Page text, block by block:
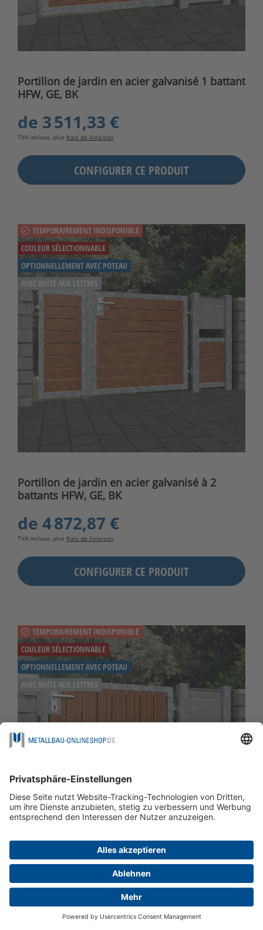
Portillon de jardin en acier galvanisé 1 battant
HFW, GE, BK
de 3 511,33 €
TVA incluse, plus frais de livraison
CONFIGURER CE PRODUIT
TEMPORAIREMENT INDISPONIBLE
COULEUR SÉLECTIONNABLE
OPTIONNELLEMENT AVEC POTEAU
AVEC BOÎTE AUX LETTRES
Portillon de jardin en acier galvanisé à 2
battants HFW, GE, BK
de 4 872,87 €
TVA incluse, plus frais de livraison
CONFIGURER CE PRODUIT
TEMPORAIREMENT INDISPONIBLE
COULEUR SÉLECTIONNABLE
OPTIONNELLEMENT AVEC POTEAU
AVEC BOÎTE AUX LETTRES
Portillon de jardin en acier galvanisé 1 battant
3 511,33 €